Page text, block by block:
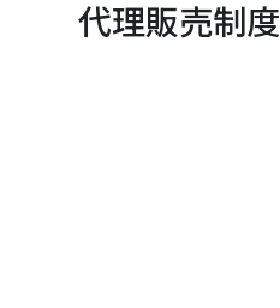
代理販売制度